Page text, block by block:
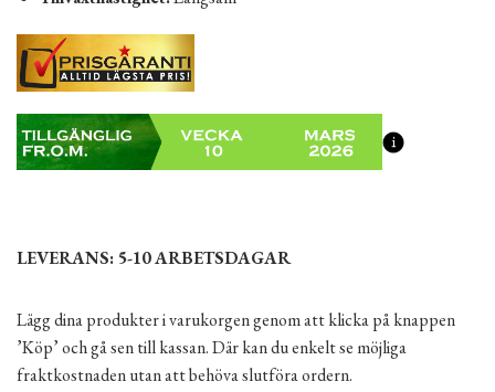
LEVERANS: 5-10 ARBETSDAGAR
Lägg dina produkter i varukorgen genom att klicka på knappen
’Köp’ och gå sen till kassan. Där kan du enkelt se möjliga
fraktkostnaden utan att behöva slutföra ordern.